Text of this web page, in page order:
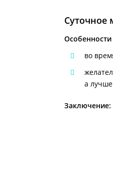
Суточное
во
а
Заключение: